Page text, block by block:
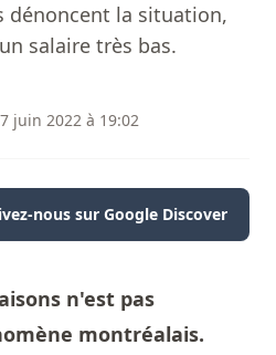
dénoncent la situation,
salaire très bas.
juin 2022 à 19:02
nous sur Google Discover
n'est pas
montréalais.